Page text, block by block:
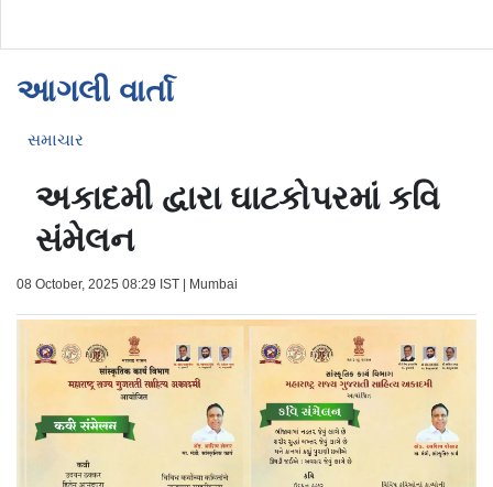
આગલી વાર્તા
સમાચાર
અકાદમી દ્વારા ઘાટકોપરમાં કવિ
સંમેલન
08 October, 2025 08:29 IST | Mumbai